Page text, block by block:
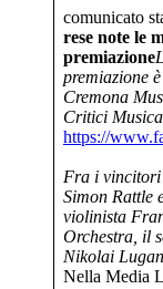
comunicato
rese note le
premiazione
premiazione
Cremona
Critici
https://
Fra i vincitori
Simon Rattle
violinista
Orchestra, il
Nikolai
Nella Media